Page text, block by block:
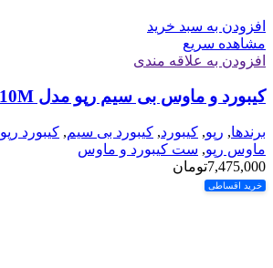
افزودن به سبد خرید
مشاهده سریع
افزودن به علاقه مندی
کیبورد و ماوس بی سیم رپو مدل 9510M
برندها, رپو, کیبورد, کیبورد بی سیم, کیبورد رپو
ماوس رپو, ست کیبورد و ماوس
7,475,000تومان
خرید اقساطی